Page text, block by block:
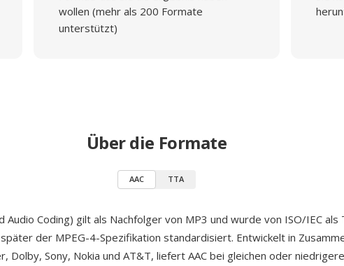
wollen (mehr als 200 Formate
unterstützt)
Über die Formate
AAC TTA
Audio Coding) gilt als Nachfolger von MP3 und wurde von ISO/IEC als
der MPEG-4-Spezifikation standardisiert. Entwickelt in
Dolby, Sony, Nokia und AT&T, liefert AAC bei gleichen oder